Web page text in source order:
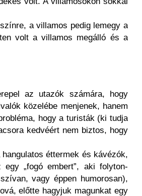
a villamos pedig lemegy a
volt a villamos megálló és a
az utazók számára, hogy
közelébe menjenek, hanem
hogy a turisták (ki tudja
kedvéért nem biztos, hogy
éttermek és kávézók,
„fogó embert”, aki folyton-
vagy éppen humorosan),
előtte hagyjuk magunkat egy